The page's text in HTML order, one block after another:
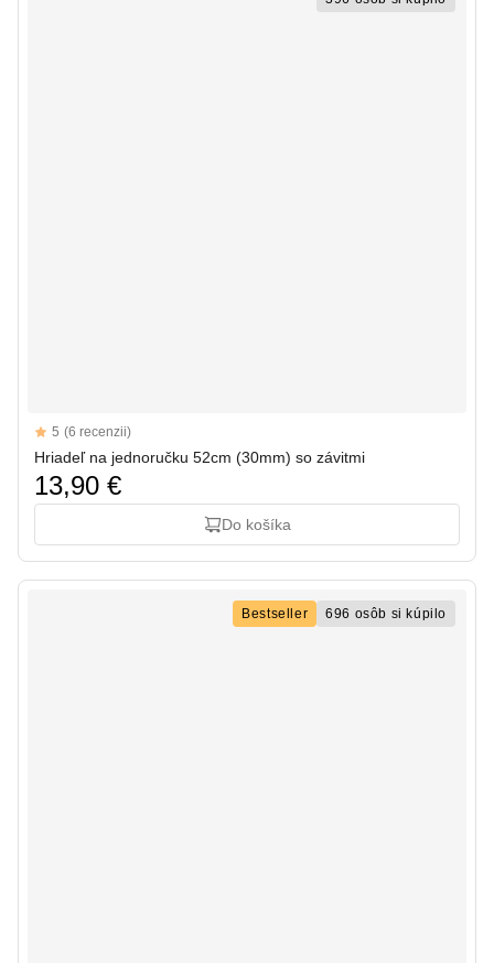
Reviews
5 out of 5 stars
5 (6 recenzii)
Hriadeľ na jednoručku 52cm (30mm) so závitmi
13,90 €
Do košíka
Bestseller 696 osôb si kúpilo